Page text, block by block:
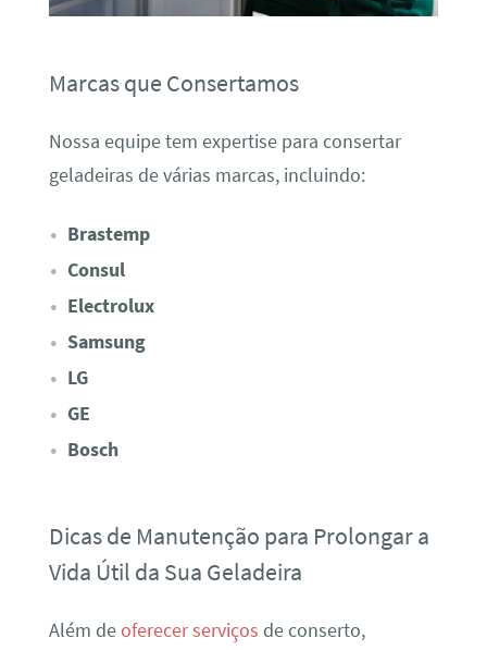
Marcas que Consertamos
Nossa equipe tem expertise para consertar
geladeiras de várias marcas, incluindo:
Brastemp
Consul
Electrolux
Samsung
LG
GE
Bosch
Dicas de Manutenção para Prolongar a
Vida Útil da Sua Geladeira
Além deoferecer serviços de conserto,